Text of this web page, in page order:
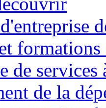
formations
de services
de la